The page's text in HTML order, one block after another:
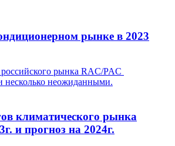
рынке в 2023
рынка RAC/PAC
несколько неожиданными.
климатического рынка
и прогноз на 2024г.